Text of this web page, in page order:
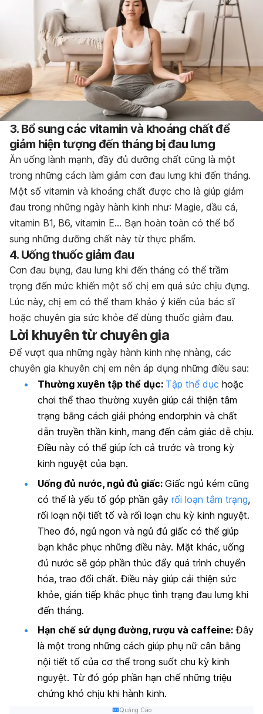
3. Bổ sung các vitamin và khoáng chất để
giảm hiện tượng đến tháng bị đau lưng
Ăn uống lành mạnh, đầy đủ dưỡng chất cũng là một
trong những cách làm giảm cơn đau lưng khi đến tháng.
Một số vitamin và khoáng chất được cho là giúp giảm
đau trong những ngày hành kinh như: Magie, dầu cá,
vitamin B1, B6, vitamin E… Bạn hoàn toàn có thể bổ
sung những dưỡng chất này từ thực phẩm.
4. Uống thuốc giảm đau
Cơn đau bụng, đau lưng khi đến tháng có thể trầm
trọng đến mức khiến một số chị em quá sức chịu đựng.
Lúc này, chị em có thể tham khảo ý kiến của bác sĩ
hoặc chuyên gia sức khỏe để dùng thuốc giảm đau.
Lời khuyên từ chuyên gia
Để vượt qua những ngày hành kinh nhẹ nhàng, các
chuyên gia khuyên chị em nên áp dụng những điều sau:
Thường xuyên tập thể dục: Tập thể dục hoặc
chơi thể thao thường xuyên giúp cải thiện tâm
trạng bằng cách giải phóng endorphin và chất
dẫn truyền thần kinh, mang đến cảm giác dễ chịu.
Điều này có thể giúp ích cả trước và trong kỳ
kinh nguyệt của bạn.
Uống đủ nước, ngủ đủ giấc: Giấc ngủ kém cũng
có thể là yếu tố góp phần gây rối loạn tâm trạng,
rối loạn nội tiết tố và rối loạn chu kỳ kinh nguyệt.
Theo đó, ngủ ngon và ngủ đủ giấc có thể giúp
bạn khắc phục những điều này. Mặt khác, uống
đủ nước sẽ góp phần thúc đẩy quá trình chuyển
hóa, trao đổi chất. Điều này giúp cải thiện sức
khỏe, gián tiếp khắc phục tình trạng đau lưng khi
đến tháng.
Hạn chế sử dụng đường, rượu và caffeine: Đây
là một trong những cách giúp phụ nữ cân bằng
nội tiết tố của cơ thể trong suốt chu kỳ kinh
nguyệt. Từ đó góp phần hạn chế những triệu
chứng khó chịu khi hành kinh.
Quảng Cáo